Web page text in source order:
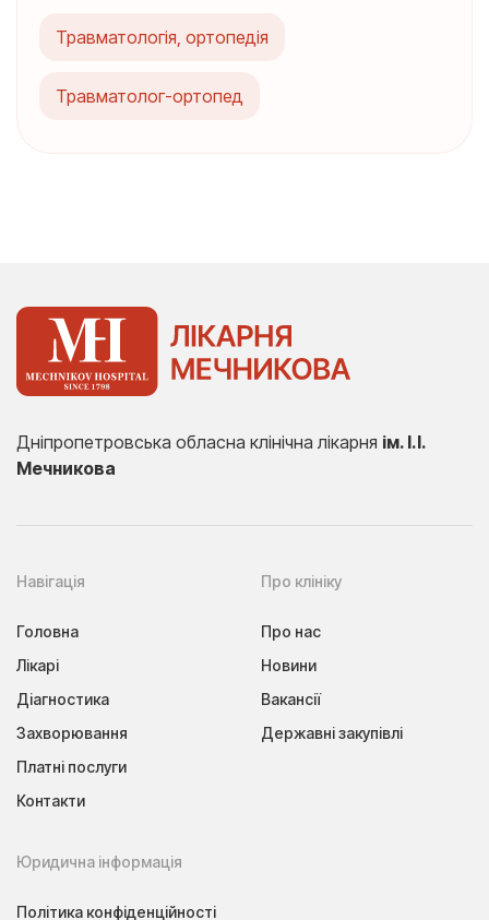
Травматологія, ортопедія
Травматолог-ортопед
Дніпропетровська обласна клінічна лікарня ім. І.І.
Мечникова
Навігація
Головна
Лікарі
Діагностика
Захворювання
Платні послуги
Контакти
Про клініку
Про нас
Новини
Вакансії
Державні закупівлі
Юридична інформація
Політика конфіденційності